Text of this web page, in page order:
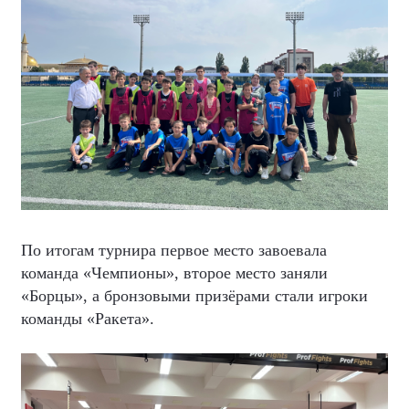
По итогам турнира первое место завоевала
команда «Чемпионы», второе место заняли
«Борцы», а бронзовыми призёрами стали игроки
команды «Ракета».